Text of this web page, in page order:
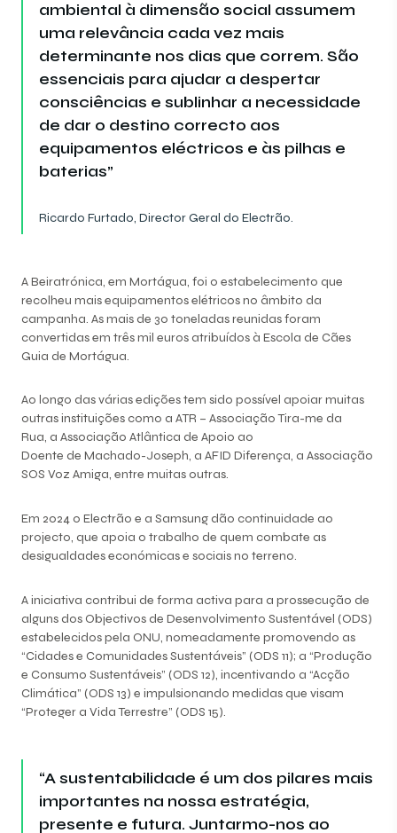
ambiental à dimensão social assumem
uma relevância cada vez mais
determinante nos dias que correm. São
essenciais para ajudar a despertar
consciências e sublinhar a necessidade
de dar o destino correcto aos
equipamentos eléctricos e às pilhas e
baterias”
Ricardo Furtado, Director Geral do Electrão.
A Beiratrónica, em Mortágua, foi o estabelecimento que
recolheu mais equipamentos elétricos no âmbito da
campanha. As mais de 30 toneladas reunidas foram
convertidas em três mil euros atribuídos à Escola de Cães
Guia de Mortágua.
Ao longo das várias edições tem sido possível apoiar muitas
outras instituições como a ATR – Associação Tira-me da
Rua, a Associação Atlântica de Apoio ao
Doente de Machado-Joseph, a AFID Diferença, a Associação
SOS Voz Amiga, entre muitas outras.
Em 2024 o Electrão e a Samsung dão continuidade ao
projecto, que apoia o trabalho de quem combate as
desigualdades económicas e sociais no terreno.
A iniciativa contribui de forma activa para a prossecução de
alguns dos Objectivos de Desenvolvimento Sustentável (ODS)
estabelecidos pela ONU, nomeadamente promovendo as
“Cidades e Comunidades Sustentáveis” (ODS 11); a “Produção
e Consumo Sustentáveis” (ODS 12), incentivando a “Acção
Climática” (ODS 13) e impulsionando medidas que visam
“Proteger a Vida Terrestre” (ODS 15).
“A sustentabilidade é um dos pilares mais
importantes na nossa estratégia,
presente e futura. Juntarmo-nos ao